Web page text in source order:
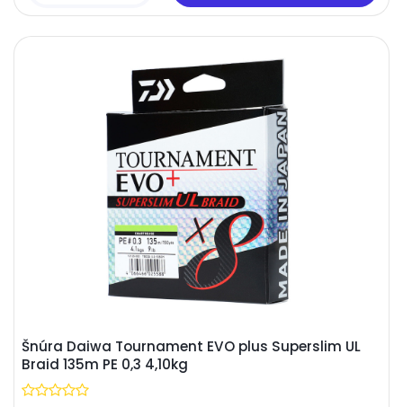
Šnúra Daiwa Tournament EVO plus Superslim UL
Braid 135m PE 0,3 4,10kg